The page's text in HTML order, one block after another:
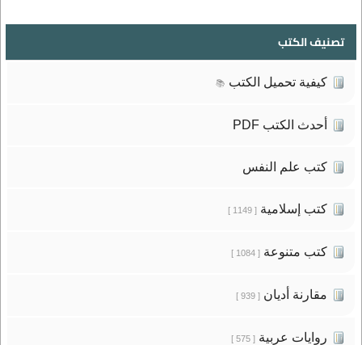
تصنيف الكتب
كيفية تحميل الكتب 📚
أحدث الكتب PDF
كتب علم النفس
كتب إسلامية[ 1149 ]
كتب متنوعة[ 1084 ]
مقارنة أديان[ 939 ]
روايات عربية[ 575 ]